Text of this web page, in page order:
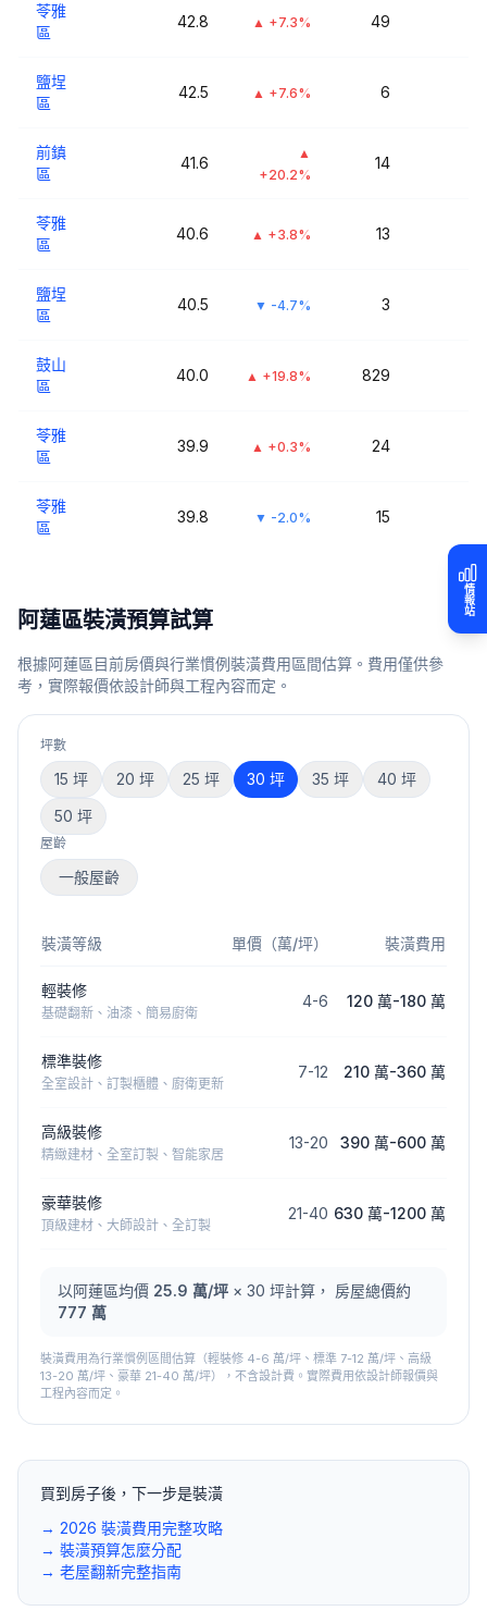
苓雅
區
42.8 ▲ +7.3% 49
鹽埕
區
42.5 ▲ +7.6% 6
前鎮
區
41.6
▲
+20.2%
14
苓雅
區
40.6 ▲ +3.8% 13
鹽埕
區
40.5 ▼ -4.7% 3
鼓山
區
40.0 ▲ +19.8% 829
苓雅
區
39.9 ▲ +0.3% 24
苓雅
區
39.8 ▼ -2.0% 15
阿蓮區裝潢預算試算
根據阿蓮區目前房價與行業慣例裝潢費用區間估算。費用僅供參
考，實際報價依設計師與工程內容而定。
坪數
15 坪 20 坪 25 坪 30 坪 35 坪 40 坪
50 坪
屋齡
一般屋齡
裝潢等級 單價（萬/坪） 裝潢費用
輕裝修
基礎翻新、油漆、簡易廚衛
4-6 120 萬-180 萬
標準裝修
全室設計、訂製櫃體、廚衛更新
7-12 210 萬-360 萬
高級裝修
精緻建材、全室訂製、智能家居
13-20 390 萬-600 萬
豪華裝修
頂級建材、大師設計、全訂製
21-40 630 萬-1200 萬
以阿蓮區均價 25.9 萬/坪 × 30 坪計算， 房屋總價約
777 萬
裝潢費用為行業慣例區間估算（輕裝修 4-6 萬/坪、標準 7-12 萬/坪、高級
13-20 萬/坪、豪華 21-40 萬/坪），不含設計費。實際費用依設計師報價與
工程內容而定。
買到房子後，下一步是裝潢
→ 2026 裝潢費用完整攻略
→ 裝潢預算怎麼分配
→ 老屋翻新完整指南
情報站